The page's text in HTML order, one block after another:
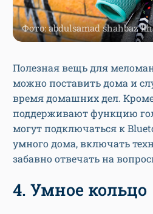
Фото: abdulsamad shahbaz
Полезная вещь для
можно поставить дома и
время домашних дел. Кроме
поддерживают функцию
могут подключаться к
умного дома, включать
забавно отвечать на
4. Умное кольцо